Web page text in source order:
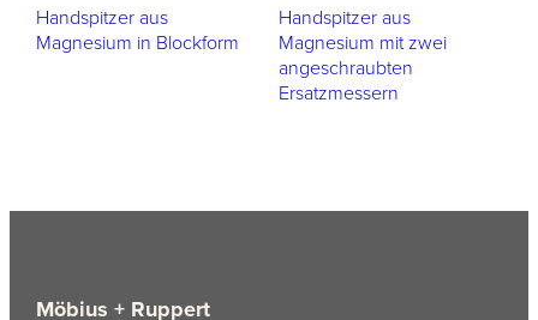
Handspitzer aus
Magnesium in Blockform
Handspitzer aus
Magnesium mit zwei
angeschraubten
Ersatzmessern
Möbius + Ruppert